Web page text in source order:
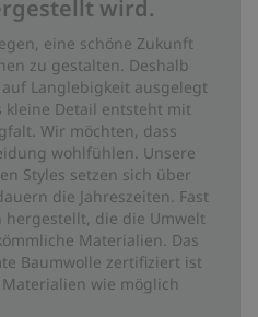
wird.
eine schöne Zukunft
zu gestalten. Deshalb
Langlebigkeit ausgelegt
kleine Detail entsteht mit
Wir möchten, dass
wohlfühlen. Unsere
Styles setzen sich über
die Jahreszeiten. Fast
die die Umwelt
Materialien. Das
Baumwolle zertifiziert ist
wie möglich